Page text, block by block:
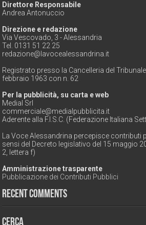
Direttore Responsabile
Andrea Antonuccio
Direzione e redazione
Via Vescovado, 3 - Alessandria
Tel. 0131 51 22 25
redazione@lavocealessandrina.it
Registrato presso la Cancelleria del
febbraio 1963 con n. 62
Per la pubblicità, su carta e web
Medial Srl
commerciale@medialpubblicita.it
Aderente alla F.I.S.C. (Federazione Italiana
La Voce Alessandrina percepisce contributi
sensi del Decreto legislativo del 15 maggio
2, lettera f)
Amministrazione trasparente
Pubblicazione dei Contributi Pubblici
Recent Comments